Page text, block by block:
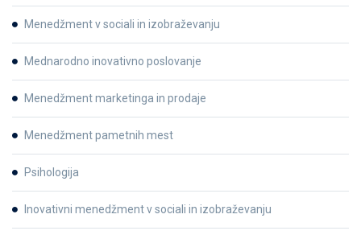
Menedžment v sociali in izobraževanju
Mednarodno inovativno poslovanje
Menedžment marketinga in prodaje
Menedžment pametnih mest
Psihologija
Inovativni menedžment v sociali in izobraževanju